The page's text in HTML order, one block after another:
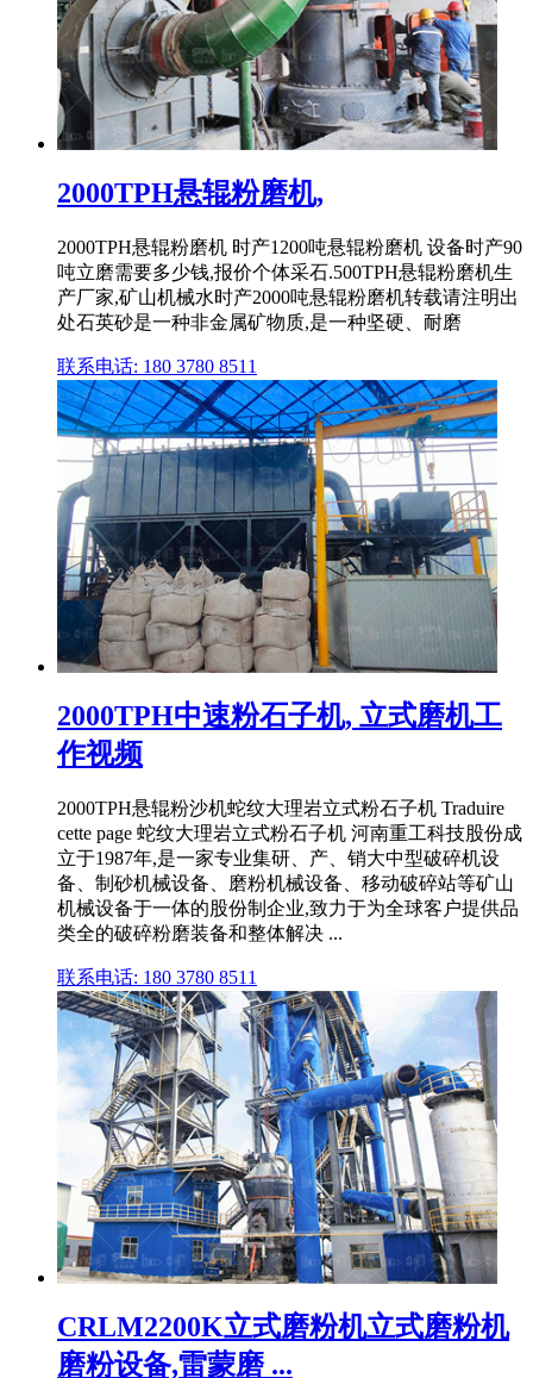
2000TPH悬辊粉磨机,
2000TPH悬辊粉磨机 时产1200吨悬辊粉磨机 设备时产90
吨立磨需要多少钱,报价个体采石.500TPH悬辊粉磨机生
产厂家,矿山机械水时产2000吨悬辊粉磨机转载请注明出
处石英砂是一种非金属矿物质,是一种坚硬、耐磨
联系电话: 180 3780 8511
2000TPH中速粉石子机, 立式磨机工
作视频
2000TPH悬辊粉沙机蛇纹大理岩立式粉石子机 Traduire
cette page 蛇纹大理岩立式粉石子机 河南重工科技股份成
立于1987年,是一家专业集研、产、销大中型破碎机设
备、制砂机械设备、磨粉机械设备、移动破碎站等矿山
机械设备于一体的股份制企业,致力于为全球客户提供品
类全的破碎粉磨装备和整体解决 ...
联系电话: 180 3780 8511
CRLM2200K立式磨粉机立式磨粉机
磨粉设备,雷蒙磨 ...